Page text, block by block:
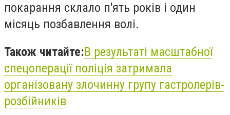
покарання склало п'ять років і один
місяць позбавлення волі.
Також читайте:В результаті масштабної
спецоперації поліція затримала
організовану злочинну групу гастролерів-
розбійників